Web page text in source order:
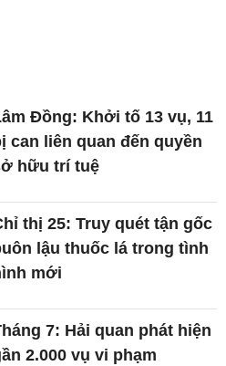
Đồng: Khởi tố 13 vụ, 11
can liên quan đến quyền
hữu trí tuệ
thị 25: Truy quét tận gốc
lậu thuốc lá trong tình
mới
7: Hải quan phát hiện
2.000 vụ vi phạm